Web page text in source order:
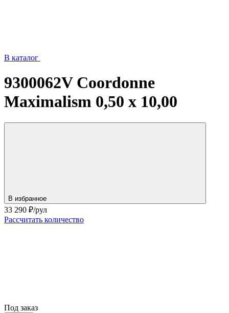
В каталог
9300062V Coordonne
Maximalism 0,50 х 10,00
В избранное
33 290 ₽/рул
Рассчитать количество
Под заказ